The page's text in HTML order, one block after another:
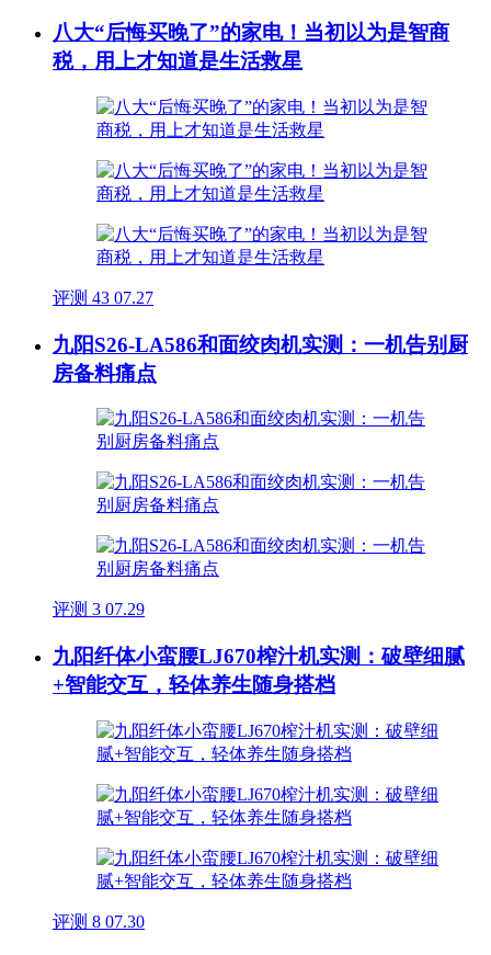
八大“后悔买晚了”的家电！当初以为是智商
税，用上才知道是生活救星
评测 43 07.27
九阳S26-LA586和面绞肉机实测：一机告别厨
房备料痛点
评测 3 07.29
九阳纤体小蛮腰LJ670榨汁机实测：破壁细腻
+智能交互，轻体养生随身搭档
评测 8 07.30